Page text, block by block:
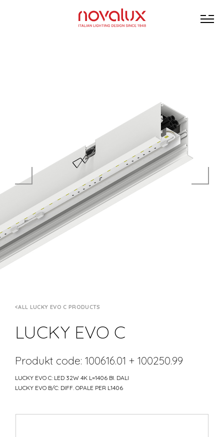
ALL LUCKY EVO C PRODUCTS
LUCKY EVO C
Produkt code: 100616.01 + 100250.99
LUCKY EVO C: LED 32W 4K L=1406 BI. DALI
LUCKY EVO B/C: DIFF. OPALE PER L1406